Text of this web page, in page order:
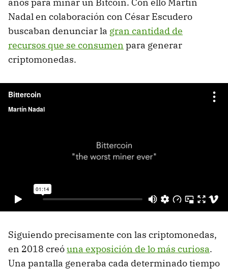
Nadal en colaboración con César Escudero
buscaban denunciar la gran cantidad de
recursos que se consumen para generar
criptomonedas.
Siguiendo precisamente con las criptomonedas,
en 2018 creóuna exposición de lo más curiosa.
Una pantalla generaba cada determinado tiempo